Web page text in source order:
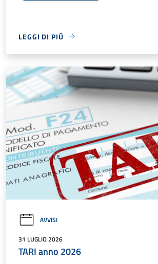
LEGGI DI PIÙ
AVVISI
31 LUGLIO 2026
TARI anno 2026